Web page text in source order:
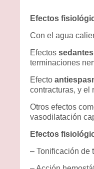
Efectos
Con el agua
Efectos
terminaciones
Efecto
contracturas, y el
Otros efectos
vasodilatación
Efectos
– Tonificación de